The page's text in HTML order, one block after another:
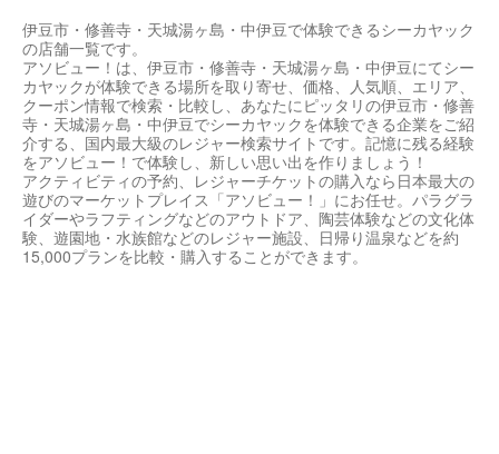
伊豆市・修善寺・天城湯ヶ島・中伊豆で体験できるシーカヤック
の店舗一覧です。
アソビュー！は、伊豆市・修善寺・天城湯ヶ島・中伊豆にてシー
カヤックが体験できる場所を取り寄せ、価格、人気順、エリア、
クーポン情報で検索・比較し、あなたにピッタリの伊豆市・修善
寺・天城湯ヶ島・中伊豆でシーカヤックを体験できる企業をご紹
介する、国内最大級のレジャー検索サイトです。記憶に残る経験
をアソビュー！で体験し、新しい思い出を作りましょう！
アクティビティの予約、レジャーチケットの購入なら日本最大の
遊びのマーケットプレイス「アソビュー！」にお任せ。パラグラ
イダーやラフティングなどのアウトドア、陶芸体験などの文化体
験、遊園地・水族館などのレジャー施設、日帰り温泉などを約
15,000プランを比較・購入することができます。